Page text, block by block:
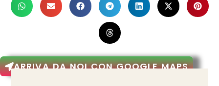
ARRIVA DA NOI CON GOOGLE MAPS